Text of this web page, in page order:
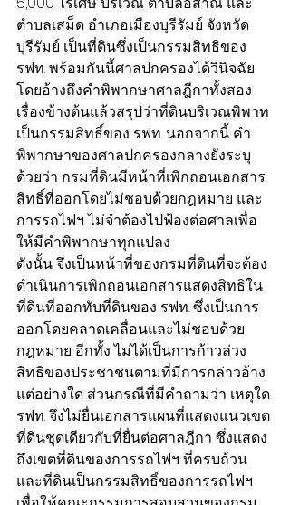
ตำบลเสม็ด อำเภอเมืองบุรีรัมย์ จังหวัด
บุรีรัมย์ เป็นที่ดินซึ่งเป็นกรรมสิทธิของ
รฟท. พร้อมกันนี้ศาลปกครองได้วินิจฉัย
โดยอ้างถึงคำพิพากษาศาลฎีกาทั้งสอง
เรื่องข้างต้นแล้วสรุปว่าที่ดินบริเวณพิพาท
เป็นกรรมสิทธิ์ของ รฟท. นอกจากนี้ คำ
พิพากษาของศาลปกครองกลางยังระบุ
ด้วยว่า กรมที่ดินมีหน้าที่เพิกถอนเอกสาร
สิทธิ์ที่ออกโดยไม่ชอบด้วยกฎหมาย และ
การรถไฟฯ ไม่จำต้องไปฟ้องต่อศาลเพื่อ
ให้มีคำพิพากษาทุกแปลง
ดังนั้น จึงเป็นหน้าที่ของกรมที่ดินที่จะต้อง
ดำเนินการเพิกถอนเอกสารแสดงสิทธิใน
ที่ดินที่ออกทับที่ดินของ รฟท. ซึ่งเป็นการ
ออกโดยคลาดเคลื่อนและไม่ชอบด้วย
กฎหมาย อีกทั้ง ไม่ได้เป็นการก้าวล่วง
สิทธิของประชาชนตามที่มีการกล่าวอ้าง
แต่อย่างใด ส่วนกรณีที่มีคำถามว่า เหตุใด
รฟท. จึงไม่ยื่นเอกสารแผนที่แสดงแนวเขต
ที่ดินชุดเดียวกับที่ยื่นต่อศาลฎีกา ซึ่งแสดง
ถึงเขตที่ดินของการรถไฟฯ ที่ครบถ้วน
และที่ดินเป็นกรรมสิทธิ์ของการรถไฟฯ